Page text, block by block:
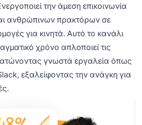
την άμεση επικοινωνία
ανθρώπινων πρακτόρων σε
για κινητά. Αυτό το κανάλι
χρόνο απλοποιεί τις
γνωστά εργαλεία όπως
εξαλείφοντας την ανάγκη για